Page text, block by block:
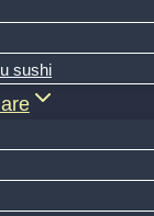
sushi